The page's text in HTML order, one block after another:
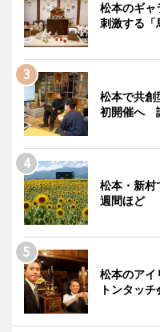
松本のギ
刺激する「
松本で共創
初開催へ
松本・新
週間ほど
松本のアイ
トンタッ